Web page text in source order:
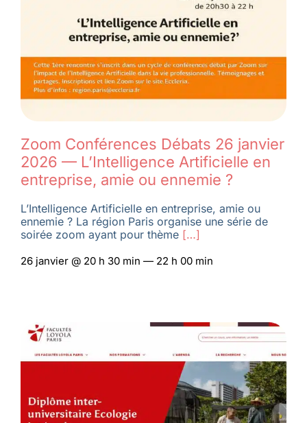
Membres
L’actu
Nous soutenir
La revue Responsables
Zoom Conférences Débats 26 janvier
2026 — L’Intelligence Artificielle en
entreprise, amie ou ennemie ?
L’Intelligence Artificielle en entreprise, amie ou
ennemie ? La région Paris organise une série de
soirée zoom ayant pour thème[…]
26 janvier @ 20 h 30 min — 22 h 00 min